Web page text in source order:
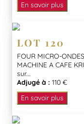
En savoir plus
LOT 120
FOUR MICRO-
MACHINE A CAFE
sur...
Adjugé à : 110 €
En savoir plus